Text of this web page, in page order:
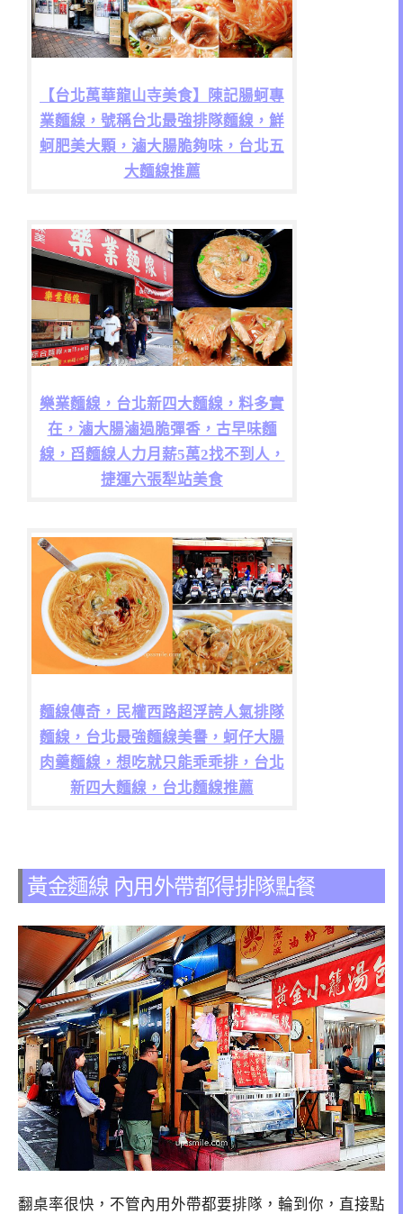
【台北萬華龍山寺美食】陳記腸蚵專
業麵線，號稱台北最強排隊麵線，鮮
蚵肥美大顆，滷大腸脆夠味，台北五
大麵線推薦
樂業麵線，台北新四大麵線，料多實
在，滷大腸滷過脆彈香，古早味麵
線，舀麵線人力月薪5萬2找不到人，
捷運六張犁站美食
麵線傳奇，民權西路超浮誇人氣排隊
麵線，台北最強麵線美譽，蚵仔大腸
肉羹麵線，想吃就只能乖乖排，台北
新四大麵線，台北麵線推薦
黃金麵線 內用外帶都得排隊點餐
翻桌率很快，不管內用外帶都要排隊，輪到你，直接點